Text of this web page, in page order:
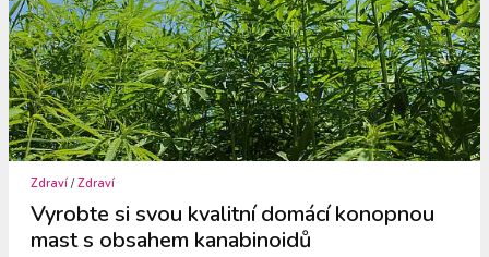
Zdraví /Zdraví
Vyrobte si svou kvalitní domácí konopnou
mast s obsahem kanabinoidů